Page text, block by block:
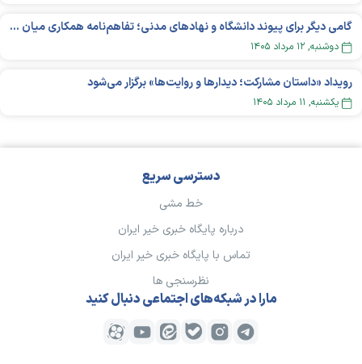
گامی دیگر برای پیوند دانشگاه و نهادهای مدنی؛ تفاهم‌نامه همکاری میان «شبکه ملی» و «دانشگاه هنر ایران» منعقد شد
دوشنبه, ۱۲ مرداد ۱۴۰۵
رویداد «داستان مشارکت؛ دیدار‌ها و روایت‌ها» برگزار می‌شود
يکشنبه, ۱۱ مرداد ۱۴۰۵
دسترسی سریع
خط مشی
درباره پایگاه خبری خیر ایران
تماس با پایگاه خبری خیر ایران
نظرسنجی ها
مارا در شبکه‌های اجتماعی دنبال کنید